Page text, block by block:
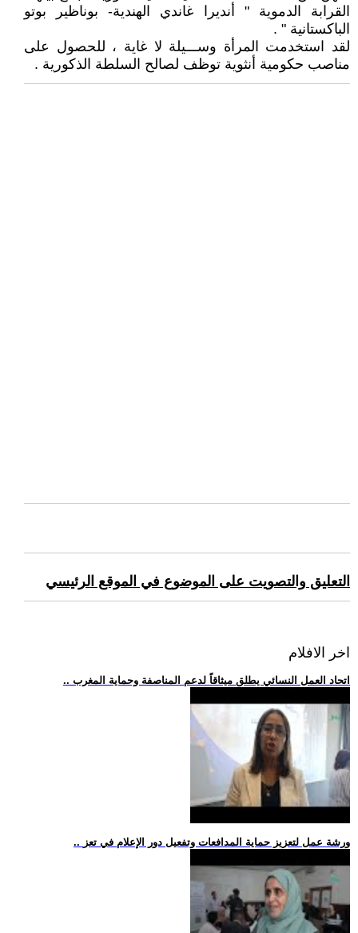
القرابة الدموية " أنديرا غاندي الهندية- بوناظير بوتو
الباكستانية " .
لقد استخدمت المرأة وســـيلة لا غاية ، للحصول على
مناصب حكومية أنثوية توظف لصالح السلطة الذكورية .
التعليق والتصويت على الموضوع في الموقع الرئيسي
اخر الافلام
.. اتحاد العمل النسائي يطلق ميثاقاً لدعم المناصفة وحماية المغرب
.. ورشة عمل لتعزيز حماية المدافعات وتفعيل دور الإعلام في تعز